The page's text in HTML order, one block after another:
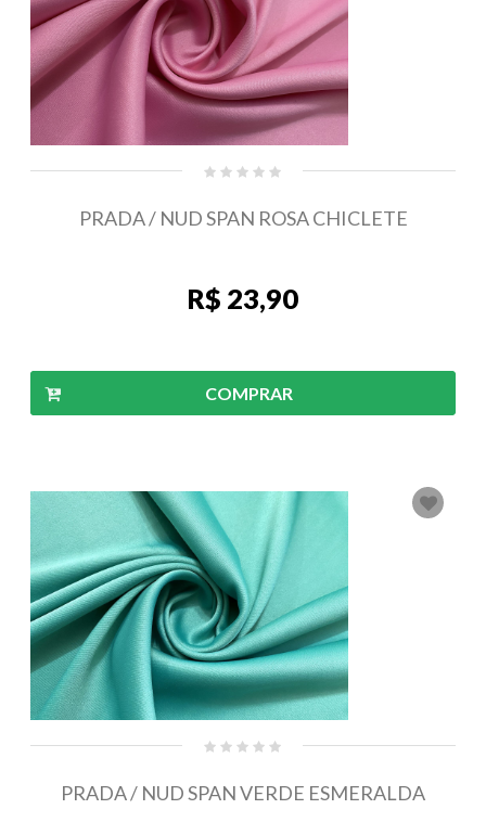
PRADA / NUD SPAN ROSA CHICLETE
R$ 23,90
COMPRAR
PRADA / NUD SPAN VERDE ESMERALDA